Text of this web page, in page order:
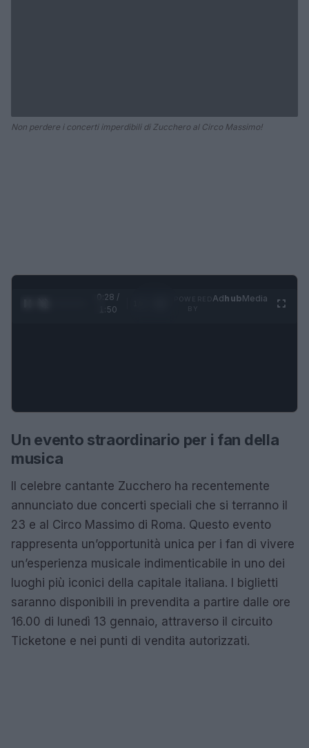
Non perdere i concerti imperdibili di Zucchero al Circo Massimo!
0:29 /
1:50
AdhubMedia
Un evento straordinario per i fan della
musica
Il celebre cantante Zucchero ha recentemente
annunciato due concerti speciali che si terranno il
23 e al Circo Massimo di Roma. Questo evento
rappresenta un’opportunità unica per i fan di vivere
un’esperienza musicale indimenticabile in uno dei
luoghi più iconici della capitale italiana. I biglietti
saranno disponibili in prevendita a partire dalle ore
16.00 di lunedì 13 gennaio, attraverso il circuito
Ticketone e nei punti di vendita autorizzati.